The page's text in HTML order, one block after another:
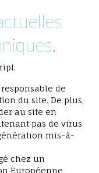
de
du site. De plus,
au site en
pas de virus
mis-à-
chez un
Européenne